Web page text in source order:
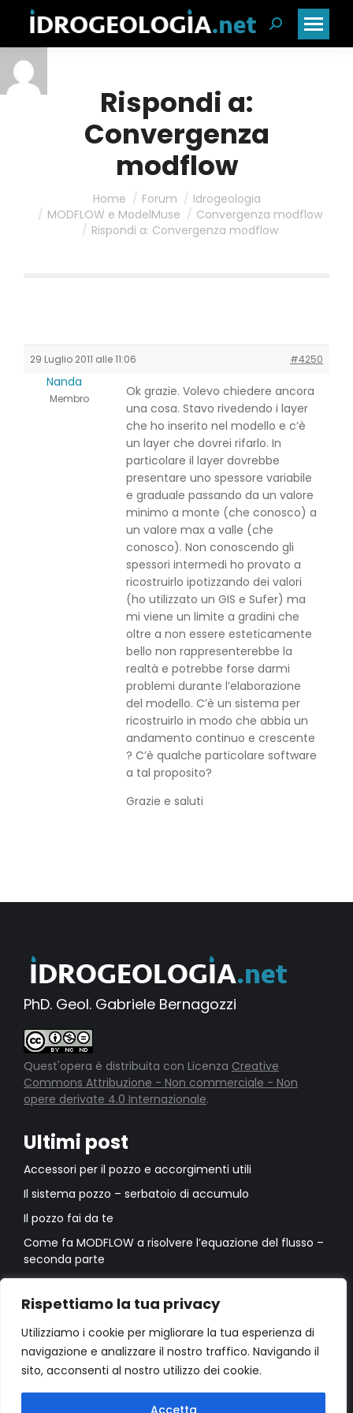
Rispettiamo la tua privacy
Utilizziamo i cookie per migliorare la tua esperienza di
navigazione e analizzare il nostro traffico. Navigando il
sito, acconsenti al nostro utilizzo dei cookie.
Accetta
Cerca:
Rispondi a:
Convergenza
modflow
Home Forum
Idrogeologia
MODFLOW e ModelMuse
Convergenza modflow
Rispondi a: Convergenza modflow
29 Luglio 2011 alle 11:06 #4250
Nanda
Membro
Ok grazie. Volevo chiedere ancora
una cosa. Stavo rivedendo i layer
che ho inserito nel modello e c’è
un layer che dovrei rifarlo. In
particolare il layer dovrebbe
presentare uno spessore variabile
e graduale passando da un valore
minimo a monte (che conosco) a
un valore max a valle (che
conosco). Non conoscendo gli
spessori intermedi ho provato a
ricostruirlo ipotizzando dei valori
(ho utilizzato un GIS e Sufer) ma
mi viene un limite a gradini che
oltre a non essere esteticamente
bello non rappresenterebbe la
realtà e potrebbe forse darmi
problemi durante l’elaborazione
del modello. C’è un sistema per
ricostruirlo in modo che abbia un
andamento continuo e crescente
? C’è qualche particolare software
a tal proposito?
Grazie e saluti
PhD. Geol. Gabriele Bernagozzi
Quest'opera è distribuita con Licenza Creative
Commons Attribuzione - Non commerciale - Non
opere derivate 4.0 Internazionale.
Ultimi post
Accessori per il pozzo e accorgimenti utili
Il sistema pozzo – serbatoio di accumulo
Il pozzo fai da te
Come fa MODFLOW a risolvere l’equazione del flusso –
seconda parte
prima parte